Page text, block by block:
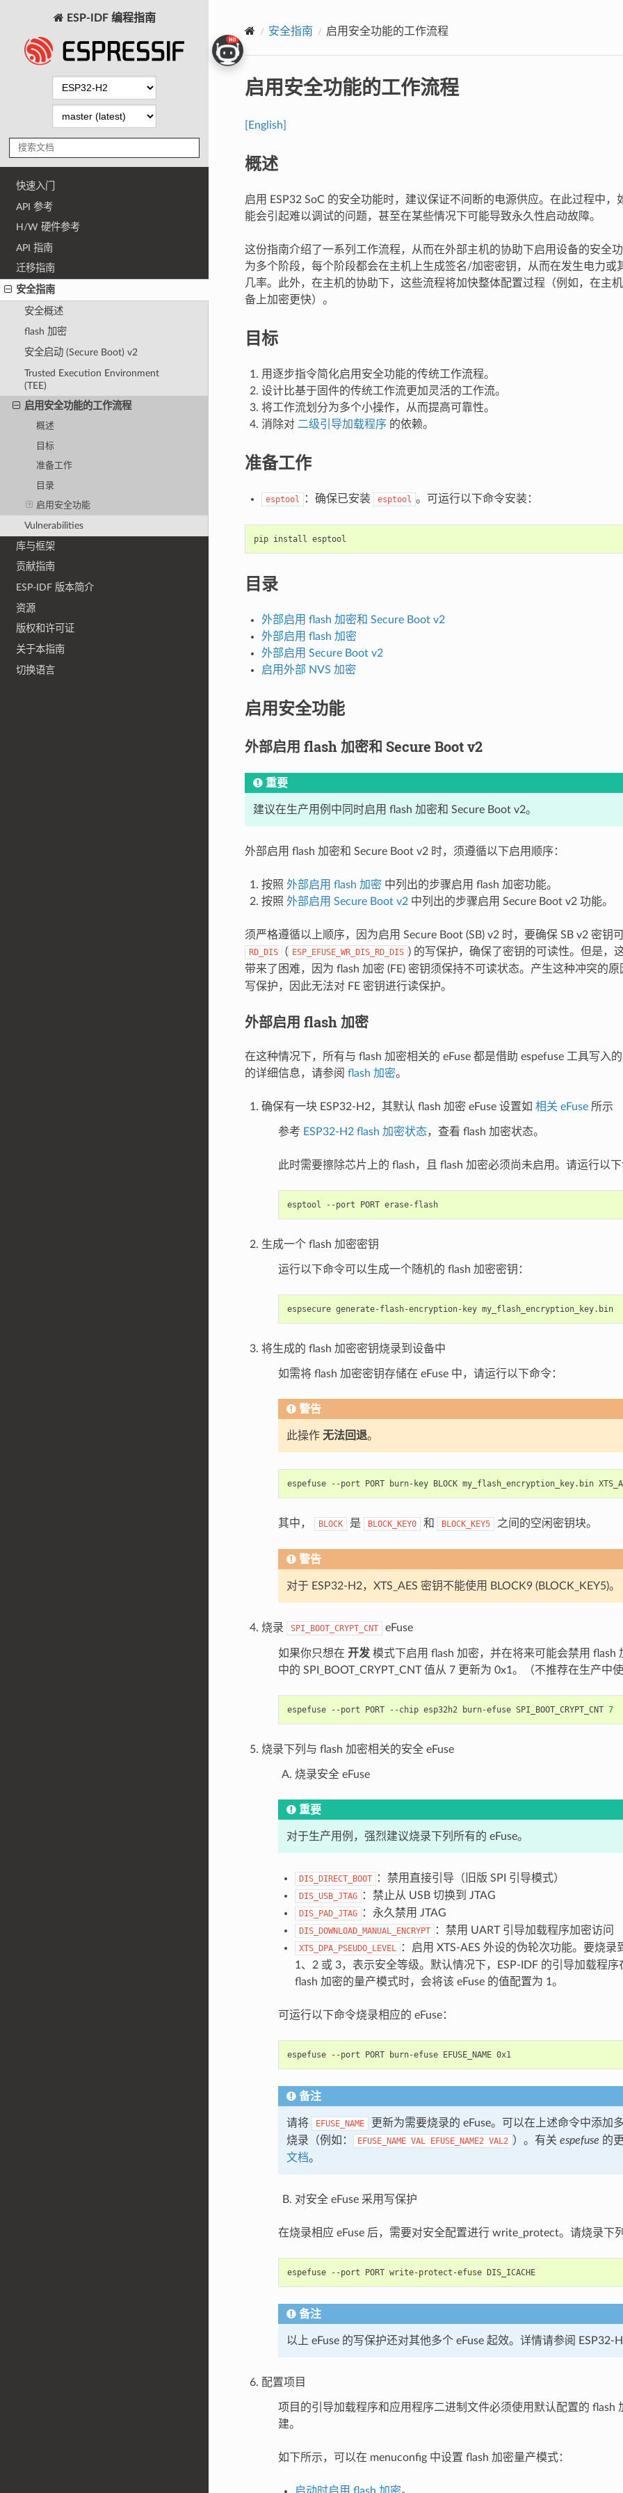
ESP-IDF 编程指南
快速入门
API 参考
H/W 硬件参考
API 指南
迁移指南
安全指南
安全概述
flash 加密
安全启动 (Secure Boot) v2
Trusted Execution Environment
(TEE)
启用安全功能的工作流程
概述
目标
准备工作
目录
启用安全功能
Vulnerabilities
库与框架
贡献指南
ESP-IDF 版本简介
资源
版权和许可证
关于本指南
切换语言
安全指南 启用安全功能的工作流程
启用安全功能的工作流程
[English]
概述
启用 ESP32 SoC 的安全功能时，建议保证不间断的电源供应。在此过程中，
能会引起难以调试的问题，甚至在某些情况下可能导致永久性启动故障。
这份指南介绍了一系列工作流程，从而在外部主机的协助下启用设备的安全
为多个阶段，每个阶段都会在主机上生成签名/加密密钥，从而在发生电力或
几率。此外，在主机的协助下，这些流程将加快整体配置过程（例如，在主
备上加密更快）。
目标
用逐步指令简化启用安全功能的传统工作流程。
设计比基于固件的传统工作流更加灵活的工作流。
将工作流划分为多个小操作，从而提高可靠性。
消除对 二级引导加载程序 的依赖。
准备工作
esptool ：确保已安装 esptool 。可运行以下命令安装：
pip install
目录
外部启用 flash 加密和 Secure Boot v2
外部启用 flash 加密
外部启用 Secure Boot v2
启用外部 NVS 加密
启用安全功能
外部启用 flash 加密和 Secure Boot v2
重要
建议在生产用例中同时启用 flash 加密和 Secure Boot v2。
外部启用 flash 加密和 Secure Boot v2 时，须遵循以下启用顺序：
按照 外部启用 flash 加密 中列出的步骤启用 flash 加密功能。
按照 外部启用 Secure Boot v2中列出的步骤启用 Secure Boot v2 功能。
须严格遵循以上顺序，因为启用 Secure Boot (SB) v2 时，要确保 SB v2 密钥
RD_DIS ( ESP_EFUSE_WR_DIS_RD_DIS ) 的写保护，确保了密钥的可读性。但是，
带来了困难，因为 flash 加密 (FE) 密钥须保持不可读状态。产生这种冲突的原
写保护，因此无法对 FE 密钥进行读保护。
外部启用 flash 加密
在这种情况下，所有与 flash 加密相关的 eFuse 都是借助 espefuse 工具写入
的详细信息，请参阅 flash 加密。
确保有一块 ESP32-H2，其默认 flash 加密 eFuse 设置如 相关 eFuse所示
参考 ESP32-H2 flash 加密状态，查看 flash 加密状态。
此时需要擦除芯片上的 flash，且 flash 加密必须尚未启用。请运行以下
esptool --port PORT erase-flash
生成一个 flash 加密密钥
运行以下命令可以生成一个随机的 flash 加密密钥：
espsecure generate-flash-encryption-key my_flash_encryption_key.bin
将生成的 flash 加密密钥烧录到设备中
如需将 flash 加密密钥存储在 eFuse 中，请运行以下命令：
警告
此操作 无法回退。
espefuse --port PORT burn-key BLOCK my_flash_encryption_key.bin
其中， BLOCK 是 BLOCK_KEY0 和 BLOCK_KEY5 之间的空闲密钥块。
警告
对于 ESP32-H2，XTS_AES 密钥不能使用 BLOCK9 (BLOCK_KEY5)。
烧录 SPI_BOOT_CRYPT_CNT eFuse
如果你只想在 开发模式下启用 flash 加密，并在将来可能会禁用 flash
中的 SPI_BOOT_CRYPT_CNT 值从 7 更新为 0x1。（不推荐在生产中使
espefuse --port PORT --chip esp32h2 burn-efuse SPI_BOOT_CRYPT_CNT 7
烧录下列与 flash 加密相关的安全 eFuse
烧录安全 eFuse
重要
对于生产用例，强烈建议烧录下列所有的 eFuse。
DIS_DIRECT_BOOT ：禁用直接引导（旧版 SPI 引导模式）
DIS_USB_JTAG ：禁止从 USB 切换到 JTAG
DIS_PAD_JTAG ：永久禁用 JTAG
DIS_DOWNLOAD_MANUAL_ENCRYPT ：禁用 UART 引导加载程序加密访问
XTS_DPA_PSEUDO_LEVEL
：启用 XTS-AES 外设的伪轮次功能。要烧录
1、2 或 3，表示安全等级。默认情况下，ESP-IDF 的引导加载程序
flash 加密的量产模式时，会将该 eFuse 的值配置为 1。
可运行以下命令烧录相应的 eFuse：
espefuse --port PORT burn-efuse EFUSE_NAME 0x1
备注
请将 EFUSE_NAME
更新为需要烧录的 eFuse。可以在上述命令中添加
烧录（例如：
EFUSE_NAME VAL EFUSE_NAME2 VAL2 ）。有关 espefuse 的
文档。
对安全 eFuse 采用写保护
在烧录相应 eFuse 后，需要对安全配置进行 write_protect。请烧录下列
espefuse --port PORT write-protect-efuse DIS_ICACHE
备注
以上 eFuse 的写保护还对其他多个 eFuse 起效。详情请参阅 ESP32-
配置项目
项目的引导加载程序和应用程序二进制文件必须使用默认配置的 flash
建。
如下所示，可以在 menuconfig 中设置 flash 加密量产模式：